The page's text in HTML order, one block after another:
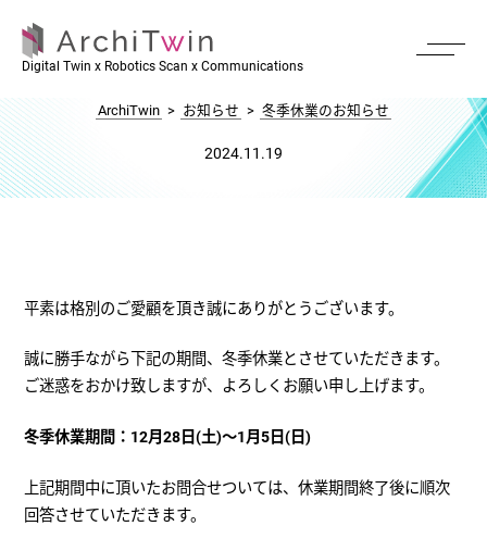
Digital Twin x Robotics Scan x Communications
冬季休業のお知らせ
ArchiTwin > お知らせ > 冬季休業のお知らせ
2024.11.19
平素は格別のご愛顧を頂き誠にありがとうございます。
誠に勝手ながら下記の期間、冬季休業とさせていただきます。
ご迷惑をおかけ致しますが、よろしくお願い申し上げます。
冬季休業期間：12月28日(土)～1月5日(日)
上記期間中に頂いたお問合せついては、休業期間終了後に順次
回答させていただきます。